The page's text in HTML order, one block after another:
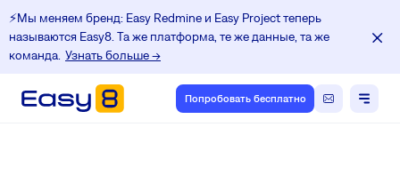
⚡️Мы меняем бренд: Easy Redmine и Easy Project теперь
называются Easy8. Та же платформа, те же данные, та же
команда. Узнать больше →
Попробовать бесплатно